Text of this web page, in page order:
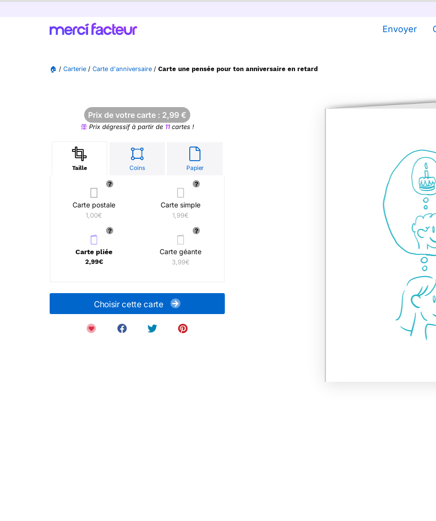
Envoyer
🏠 / Carterie / Carte d'anniversaire / Carte une pensée pour ton anniversaire en retard
Prix de votre carte : 2,99 €
Prix dégressif à partir de 11cartes !
Taille Coins Papier
Carte postale
1,00€
Carte simple
1,99€
Carte pliée
2,99€
Carte géante
3,99€
Choisir cette carte